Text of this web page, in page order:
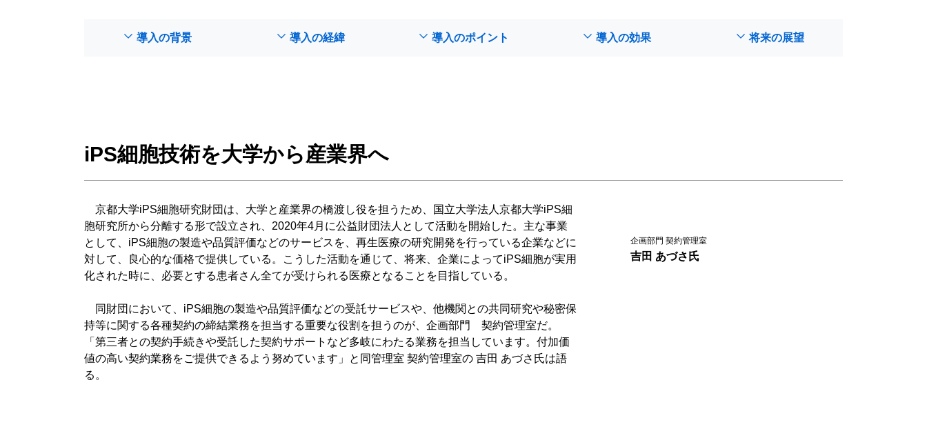
導入の背景 導入の経緯 導入のポイント 導入の効果 将来の展望
iPS細胞技術を大学から産業界へ
京都大学iPS細胞研究財団は、大学と産業界の橋渡し役を担うため、国立大学法人京都大学iPS細
胞研究所から分離する形で設立され、2020年4月に公益財団法人として活動を開始した。主な事業
として、iPS細胞の製造や品質評価などのサービスを、再生医療の研究開発を行っている企業などに
対して、良心的な価格で提供している。こうした活動を通じて、将来、企業によってiPS細胞が実用
化された時に、必要とする患者さん全てが受けられる医療となることを目指している。
同財団において、iPS細胞の製造や品質評価などの受託サービスや、他機関との共同研究や秘密保
持等に関する各種契約の締結業務を担当する重要な役割を担うのが、企画部門 契約管理室だ。
「第三者との契約手続きや受託した契約サポートなど多岐にわたる業務を担当しています。付加価
値の高い契約業務をご提供できるよう努めています」と同管理室 契約管理室の 吉田 あづさ氏は語
る。
企画部門 契約管理室
吉田 あづさ氏